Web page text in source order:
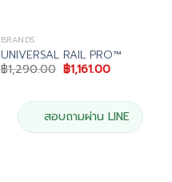
BRANDS
UNIVERSAL RAIL PRO™
฿1,290.00 Original
price
฿1,290.00.
฿1,161.00Current
฿1,161.00.
สอบถามผ่าน LINE